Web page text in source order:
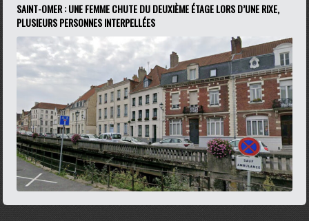
SAINT-OMER : UNE FEMME CHUTE DU DEUXIÈME ÉTAGE LORS D’UNE RIXE,
PLUSIEURS PERSONNES INTERPELLÉES